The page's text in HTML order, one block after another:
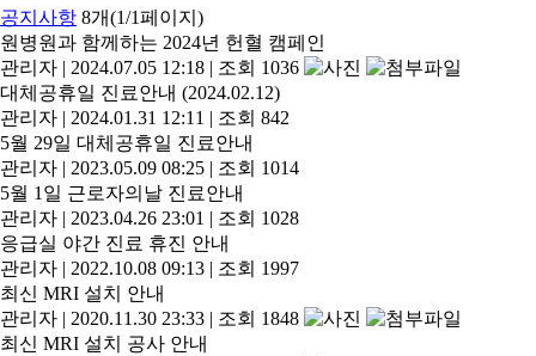
공지사항 8개(1/1페이지)
원병원과 함께하는 2024년 헌혈 캠페인
관리자 | 2024.07.05 12:18 | 조회 1036
대체공휴일 진료안내 (2024.02.12)
관리자 | 2024.01.31 12:11 | 조회 842
5월 29일 대체공휴일 진료안내
관리자 | 2023.05.09 08:25 | 조회 1014
5월 1일 근로자의날 진료안내
관리자 | 2023.04.26 23:01 | 조회 1028
응급실 야간 진료 휴진 안내
관리자 | 2022.10.08 09:13 | 조회 1997
최신 MRI 설치 안내
관리자 | 2020.11.30 23:33 | 조회 1848
최신 MRI 설치 공사 안내